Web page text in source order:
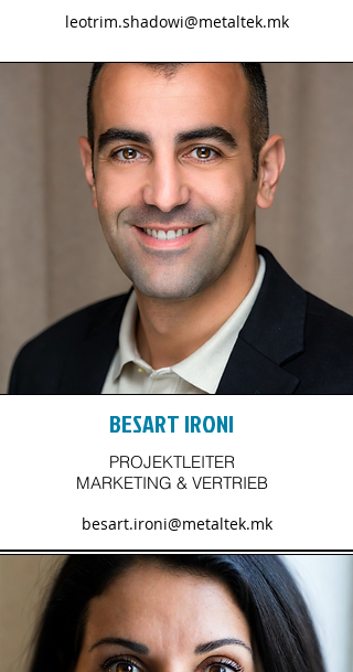
leotrim.shadowi@metaltek.mk
BESART IRONI
PROJEKTLEITER
MARKETING & VERTRIEB
besart.ironi@metaltek.mk